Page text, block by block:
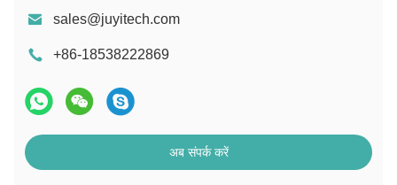
sales@juyitech.com
+86-18538222869
अब संपर्क करें